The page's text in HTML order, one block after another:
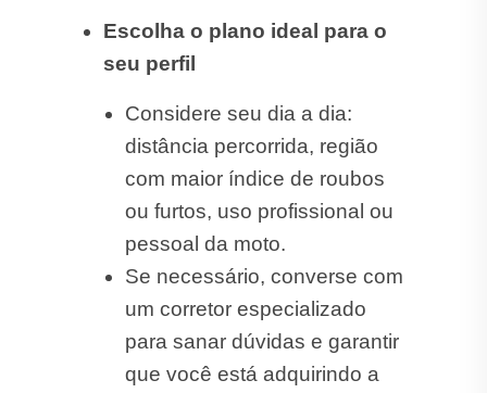
Escolha o plano ideal para o
seu perfil
Considere seu dia a dia:
distância percorrida, região
com maior índice de roubos
ou furtos, uso profissional ou
pessoal da moto.
Se necessário, converse com
um corretor especializado
para sanar dúvidas e garantir
que você está adquirindo a